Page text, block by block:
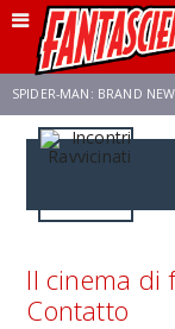
SPIDER-MAN: BRAND
Il cinema di
Contatto